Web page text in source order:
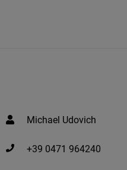
Michael Udovich
+39 0471 964240